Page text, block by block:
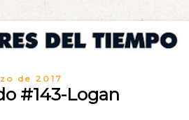
de 2017
#143-Logan